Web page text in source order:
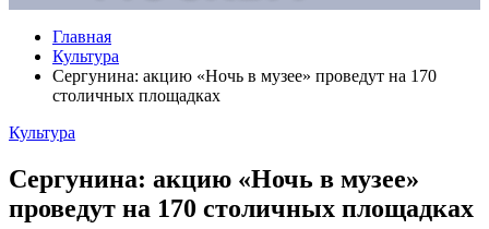
Главная
Культура
Сергунина: акцию «Ночь в музее» проведут на 170
столичных площадках
Культура
Сергунина: акцию «Ночь в музее»
проведут на 170 столичных площадках